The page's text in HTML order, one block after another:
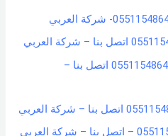
شركة تنظيف مكيفات بحائل – 0551154864 اتصل بنا –